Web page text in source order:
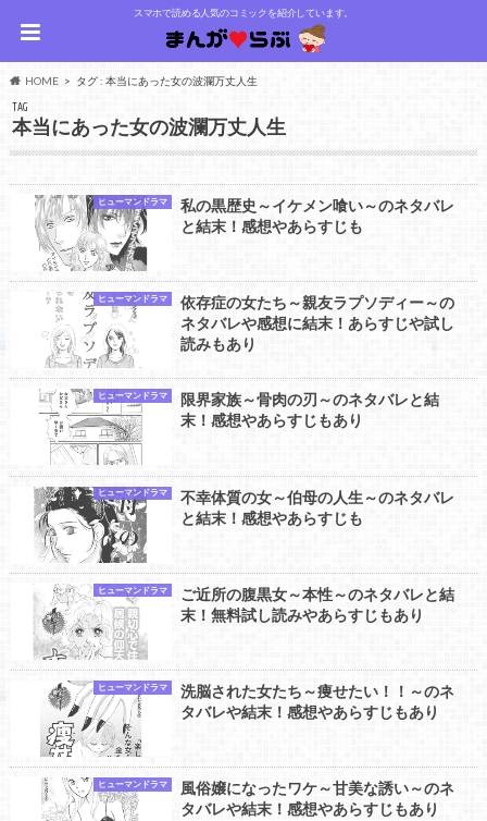
スマホで読める人気のコミックを紹介しています。
HOME タグ : 本当にあった女の波瀾万丈人生
TAG
本当にあった女の波瀾万丈人生
ヒューマンドラマ
私の黒歴史～イケメン喰い～のネタバレ
と結末！感想やあらすじも
ヒューマンドラマ
依存症の女たち～親友ラプソディー～の
ネタバレや感想に結末！あらすじや試し
読みもあり
ヒューマンドラマ
限界家族～骨肉の刃～のネタバレと結
末！感想やあらすじもあり
ヒューマンドラマ
不幸体質の女～伯母の人生～のネタバレ
と結末！感想やあらすじも
ヒューマンドラマ
ご近所の腹黒女～本性～のネタバレと結
末！無料試し読みやあらすじもあり
ヒューマンドラマ
洗脳された女たち～痩せたい！！～のネ
タバレや結末！感想やあらすじもあり
ヒューマンドラマ
風俗嬢になったワケ～甘美な誘い～のネ
タバレや結末！感想やあらすじもあり